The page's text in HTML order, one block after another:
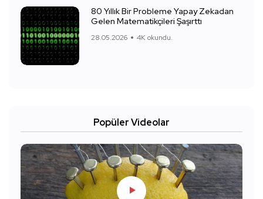
80 Yıllık Bir Probleme Yapay Zekadan
Gelen Matematikçileri Şaşırttı
28.05.2026 4K okundu.
Popüler Videolar